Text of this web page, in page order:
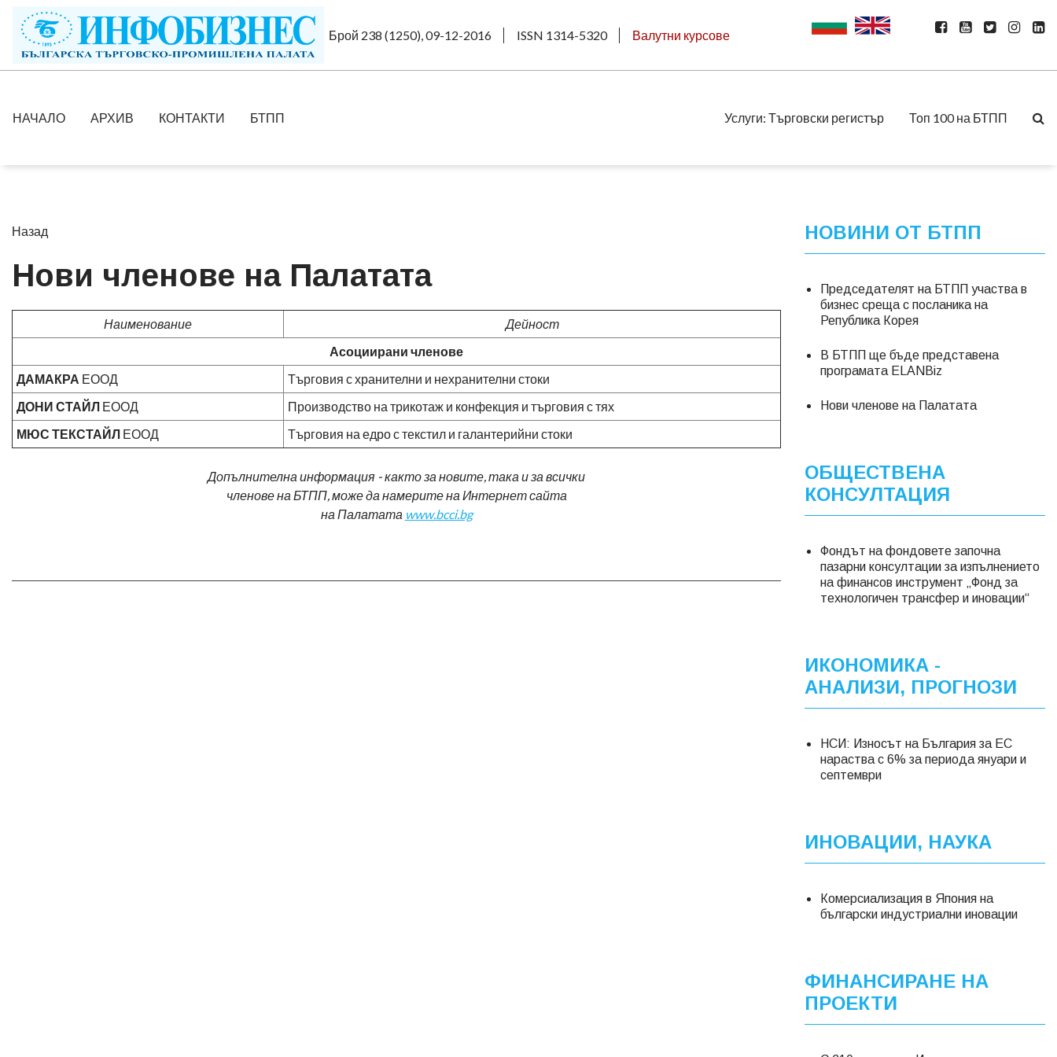
Брой 238 (1250), 09-12-2016 ISSN 1314-5320 Валутни курсове
НАЧАЛО АРХИВ КОНТАКТИ БТПП Услуги: Търговски регистър Топ 100 на БТПП
Назад
Нови членове на Палатата
Наименование
Дейност
Асоциирани членове
ДАМАКРА ЕООД
Търговия с хранителни и нехранителни стоки
ДОНИ СТАЙЛ ЕООД
Производство на трикотаж и конфекция и търговия с тях
МЮС ТЕКСТАЙЛ ЕООД Търговия на едро с текстил и галантерийни стоки
Допълнителна информация - както за новите, така и за всички
членове на БТПП, може да намерите на Интернет сайта
на Палатата www.bcci.bg
НОВИНИ ОТ БТПП
Председателят на БТПП участва в
бизнес среща с посланика на
Република Корея
В БТПП ще бъде представена
програмата ELANBiz
Нови членове на Палатата
ОБЩЕСТВЕНА
КОНСУЛТАЦИЯ
Фондът на фондовете започна
пазарни консултации за изпълнението
на финансов инструмент „Фонд за
технологичен трансфер и иновации“
ИКОНОМИКА -
АНАЛИЗИ, ПРОГНОЗИ
НСИ: Износът на България за ЕС
нараства с 6% за периода януари и
септември
ИНОВАЦИИ, НАУКА
Комерсиализация в Япония на
български индустриални иновации
ФИНАНСИРАНЕ НА
ПРОЕКТИ